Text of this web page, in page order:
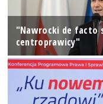
"Nawrocki de facto
centroprawicy"